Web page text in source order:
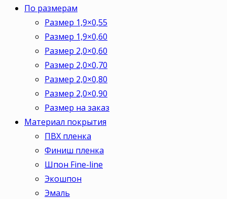
По размерам
Размер 1,9×0,55
Размер 1,9×0,60
Размер 2,0×0,60
Размер 2,0×0,70
Размер 2,0×0,80
Размер 2,0×0,90
Размер на заказ
Материал покрытия
ПВХ пленка
Финиш пленка
Шпон Fine-line
Экошпон
Эмаль